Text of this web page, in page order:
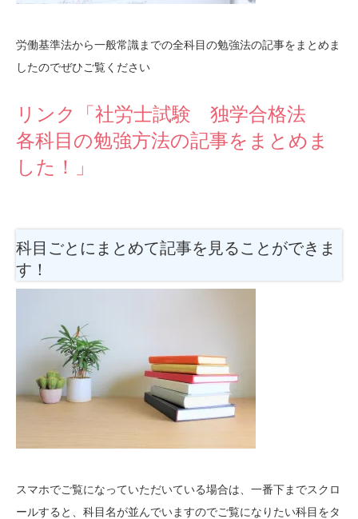
労働基準法から一般常識までの全科目の勉強法の記事をまとめま
したのでぜひご覧ください
リンク「社労士試験 独学合格法
各科目の勉強方法の記事をまとめま
した！」
科目ごとにまとめて記事を見ることができま
す！
スマホでご覧になっていただいている場合は、一番下までスクロ
ールすると、科目名が並んでいますのでご覧になりたい科目をタ